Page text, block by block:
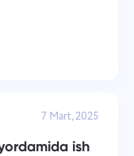
7 Mart, 2025
ish